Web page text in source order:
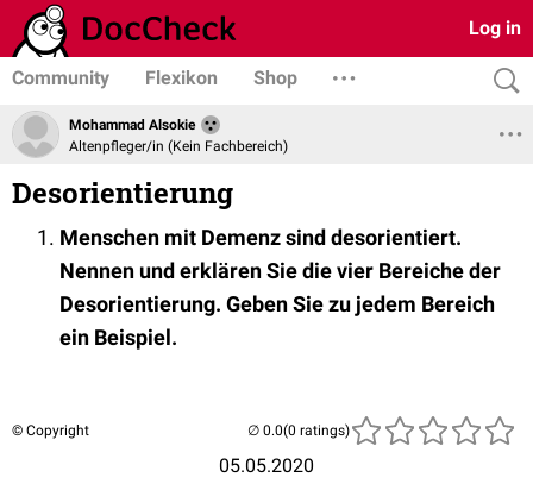
Log in
Community Flexikon Shop
Mohammad Alsokie
Altenpfleger/in (Kein Fachbereich)
Desorientierung
Menschen mit Demenz sind desorientiert.
Nennen und erklären Sie die vier Bereiche der
Desorientierung. Geben Sie zu jedem Bereich
ein Beispiel.
© Copyright
05.05.2020
(0 ratings)